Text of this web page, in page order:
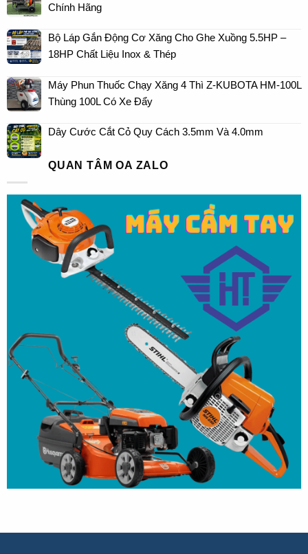
Chính Hãng
Bộ Láp Gắn Động Cơ Xăng Cho Ghe Xuồng 5.5HP –
18HP Chất Liệu Inox & Thép
Máy Phun Thuốc Chạy Xăng 4 Thì Z-KUBOTA HM-100L
Thùng 100L Có Xe Đẩy
Dây Cước Cắt Cỏ Quy Cách 3.5mm Và 4.0mm
QUAN TÂM OA ZALO